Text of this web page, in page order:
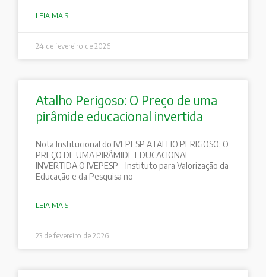
LEIA MAIS
24 de fevereiro de 2026
Atalho Perigoso: O Preço de uma
pirâmide educacional invertida
Nota Institucional do IVEPESP ATALHO PERIGOSO: O
PREÇO DE UMA PIRÂMIDE EDUCACIONAL
INVERTIDA O IVEPESP – Instituto para Valorização da
Educação e da Pesquisa no
LEIA MAIS
23 de fevereiro de 2026